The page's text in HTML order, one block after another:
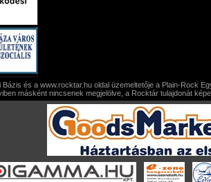
Bázis és a www.rocktar.hu oldal üzemeltetője a Plain-Rock
másként nincsenek megjelölve, a Rocktár tulajdonát